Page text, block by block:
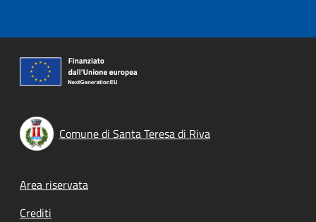
Comune di Santa Teresa di Riva
Footer menu
Area riservata
Crediti